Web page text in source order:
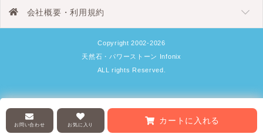
カートに入れる
お気に入り
お問い合わせ
会社概要・利用規約
Copyright 2002-2026
天然石・パワーストーン Infonix
ALL rights Reserved.